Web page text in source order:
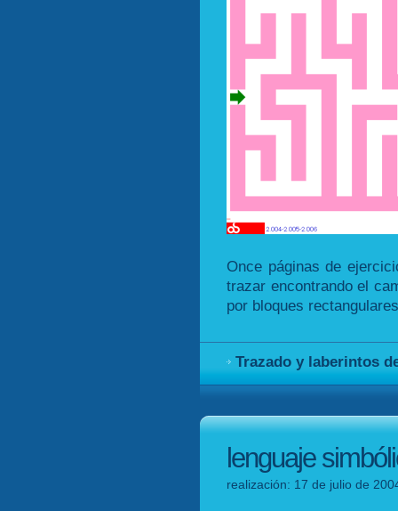
Once páginas de
trazar encontrando el
por bloques
Trazado y laberintos
lenguaje
realización: 17 de julio de